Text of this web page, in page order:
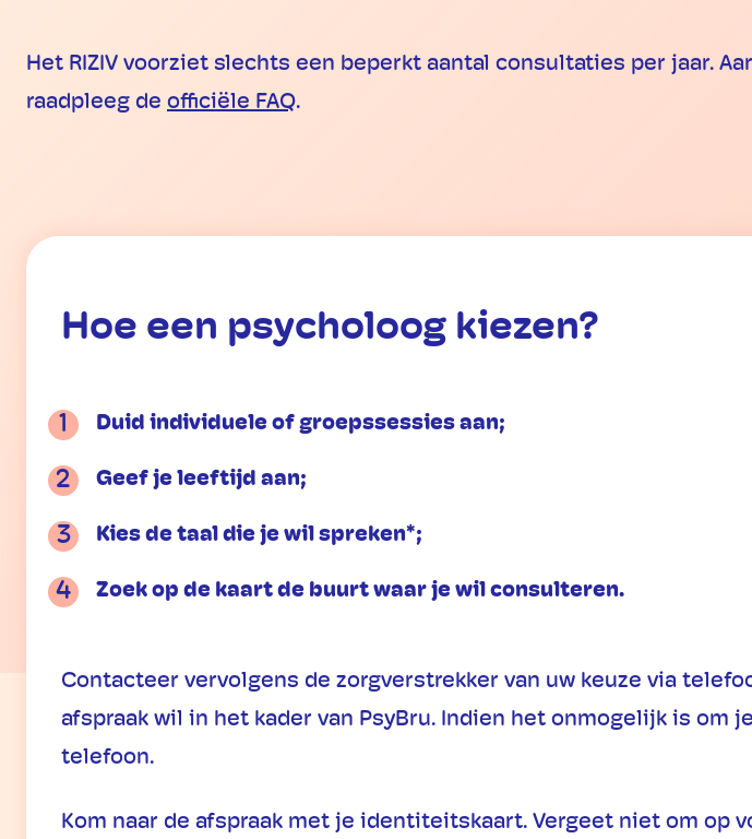
Het RIZIV voorziet slechts een beperkt aantal consultaties per jaar.
raadpleeg de officiële FAQ.
Hoe een psycholoog kiezen?
Duid individuele of groepssessies aan;
Geef je leeftijd aan;
Kies de taal die je wil spreken*;
Zoek op de kaart de buurt waar je wil consulteren.
Contacteer vervolgens de zorgverstrekker van uw keuze via
afspraak wil in het kader van PsyBru. Indien het onmogelijk is om
telefoon.
Kom naar de afspraak met je identiteitskaart. Vergeet niet om